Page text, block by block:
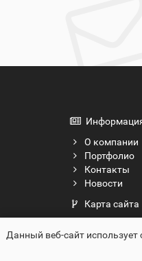
О компании
Портфолио
Контакты
Новости
Карта сайта
ООО "Бел Айти
Данный веб-сайт